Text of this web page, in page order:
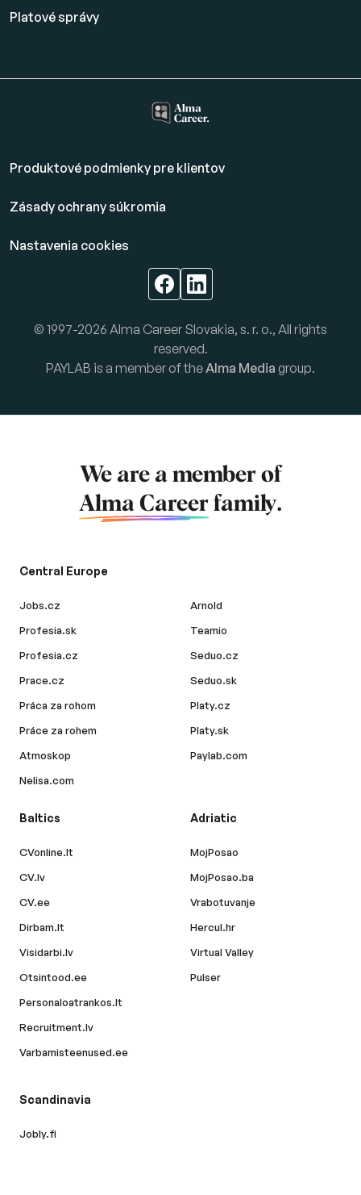
Platovésprávy
Produktové podmienky pre klientov
Zásady ochrany súkromia
Nastavenia cookies
© 1997-2026 Alma Career Slovakia, s. r. o., All rights
reserved.
PAYLAB is a member of the Alma Media group.
We are a member of
Alma Career family.
Central Europe
Jobs.cz
Profesia.sk
Profesia.cz
Prace.cz
Práca za rohom
Práce za rohem
Atmoskop
Nelisa.com
Arnold
Teamio
Seduo.cz
Seduo.sk
Platy.cz
Platy.sk
Paylab.com
Baltics
CVonline.lt
CV.lv
CV.ee
Dirbam.lt
Visidarbi.lv
Otsintood.ee
Personaloatrankos.lt
Recruitment.lv
Varbamisteenused.ee
Adriatic
MojPosao
MojPosao.ba
Vrabotuvanje
Hercul.hr
Virtual Valley
Pulser
Scandinavia
Jobly.fi